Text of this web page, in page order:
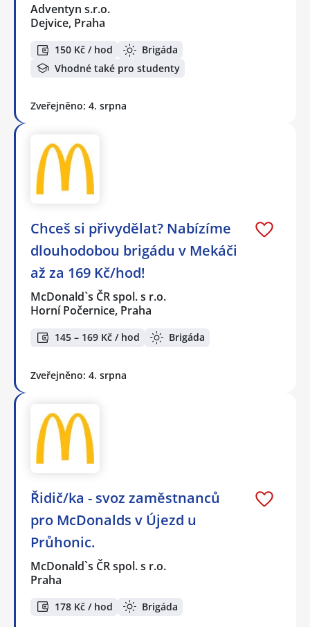
Adventyn s.r.o.
Dejvice, Praha
150 Kč / hod
Brigáda
Vhodné také pro studenty
Zveřejněno: 4. srpna
Chceš si přivydělat? Nabízíme
dlouhodobou brigádu v Mekáči
až za 169 Kč/hod!
McDonald`s ČR spol. s r.o.
Horní Počernice, Praha
145 – 169 Kč / hod Brigáda
Zveřejněno: 4. srpna
Řidič/ka - svoz zaměstnanců
pro McDonalds v Újezd u
Průhonic.
McDonald`s ČR spol. s r.o.
Praha
178 Kč / hod Brigáda